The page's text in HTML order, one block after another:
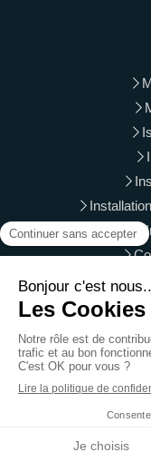
Langres, Vesoul,
Luré, Le Val-d'Ajol,
les-Dames
Création et